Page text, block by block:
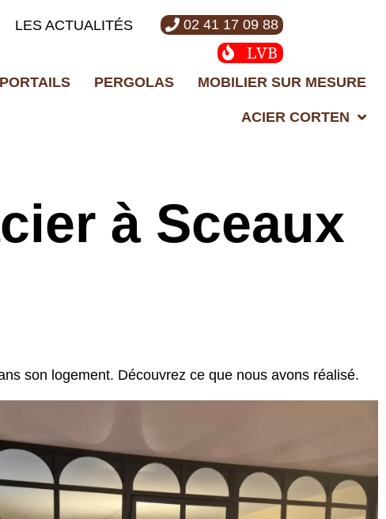
LES ACTUALITÉS 02 41 17 09 88
LVB
PORTAILS PERGOLAS MOBILIER SUR MESURE
ACIER CORTEN
à Sceaux
son logement. Découvrez ce que nous avons réalisé.